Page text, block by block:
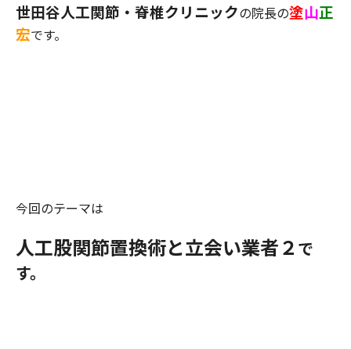
世田谷人工関節・脊椎クリニックの院長の塗山正
宏です。
今回のテーマは
人工股関節置換術と立会い業者２ で
す。